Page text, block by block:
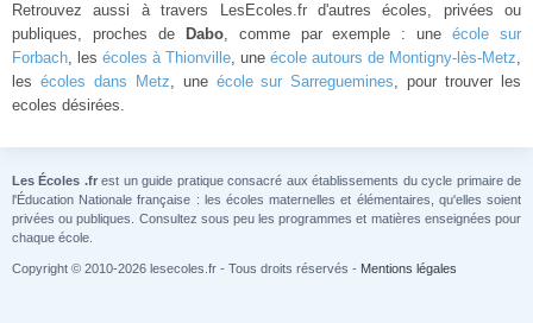
Retrouvez aussi à travers LesEcoles.fr d'autres écoles, privées ou
publiques, proches de
Dabo, comme par exemple : uneécole sur
Forbach, les écoles à Thionville, une école autours de Montigny-lès-Metz,
les écoles dans Metz, une école sur Sarreguemines, pour trouver les
ecoles désirées.
Les Écoles .frest un guide pratique consacré aux établissements du cycle primaire de
l'Éducation Nationale française : les écoles maternelles et élémentaires, qu'elles soient
privées ou publiques. Consultez sous peu les programmes et matières enseignées pour
chaque école.
Copyright © 2010-2026 lesecoles.fr - Tous droits réservés - Mentions légales